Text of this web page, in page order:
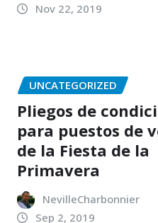
Nov 22, 2019
UNCATEGORIZED
Pliegos de
para puestos de
de la Fiesta de la
Primavera
NevilleCharbonnier
Sep 2, 2019